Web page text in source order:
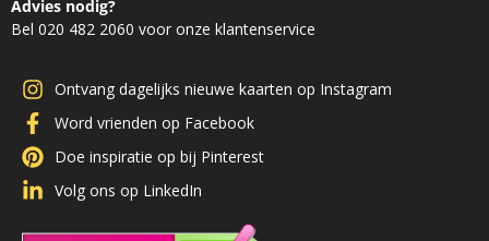
Advies nodig?
Bel 020 482 2060 voor onze klantenservice
Ontvang dagelijks nieuwe kaarten op Instagram
Word vrienden op Facebook
Doe inspiratie op bij Pinterest
Volg ons op LinkedIn